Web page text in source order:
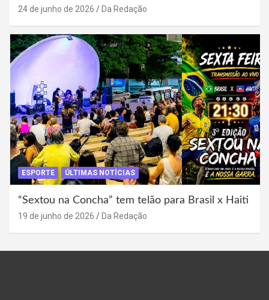
24 de junho de 2026 Da Redação
ESPORTE ÚLTIMAS NOTÍCIAS
“Sextou na Concha” tem telão para Brasil x Haiti
19 de junho de 2026 Da Redação